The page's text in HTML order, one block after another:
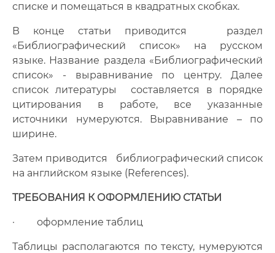
списке и помещаться в квадратных скобках.
В конце статьи приводится раздел
«Библиографический список» на русском
языке. Название раздела «Библиографический
список» - выравнивание по центру. Далее
cписок литературы составляется в порядке
цитирования в работе, все указанные
источники нумеруются. Выравнивание – по
ширине.
Затем приводится библиографический список
на английском языке (References).
ТРЕБОВАНИЯ К ОФОРМЛЕНИЮ СТАТЬИ
· оформление таблиц
Таблицы располагаются по тексту, нумеруются